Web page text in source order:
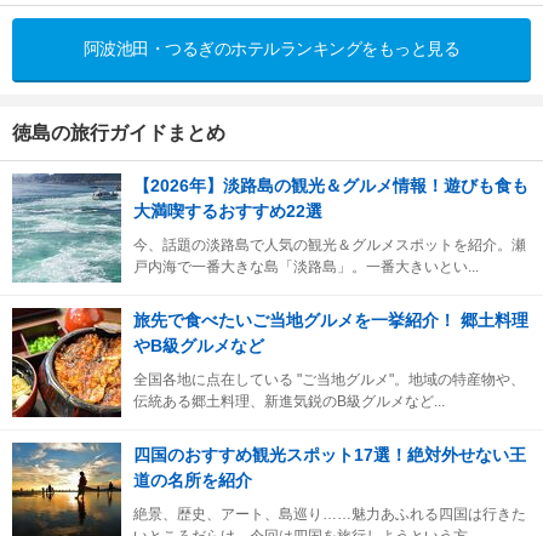
阿波池田・つるぎのホテルランキングをもっと見る
徳島の旅行ガイドまとめ
【2026年】淡路島の観光＆グルメ情報！遊びも食も
大満喫するおすすめ22選
今、話題の淡路島で人気の観光＆グルメスポットを紹介。瀬
戸内海で一番大きな島「淡路島」。一番大きいとい...
旅先で食べたいご当地グルメを一挙紹介！ 郷土料理
やB級グルメなど
全国各地に点在している "ご当地グルメ"。地域の特産物や、
伝統ある郷土料理、新進気鋭のB級グルメなど...
四国のおすすめ観光スポット17選！絶対外せない王
道の名所を紹介
絶景、歴史、アート、島巡り……魅力あふれる四国は行きた